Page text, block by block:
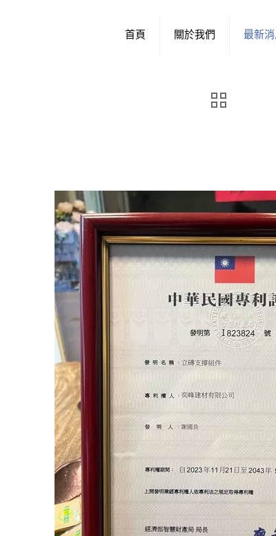
首頁 關於我們 最新消